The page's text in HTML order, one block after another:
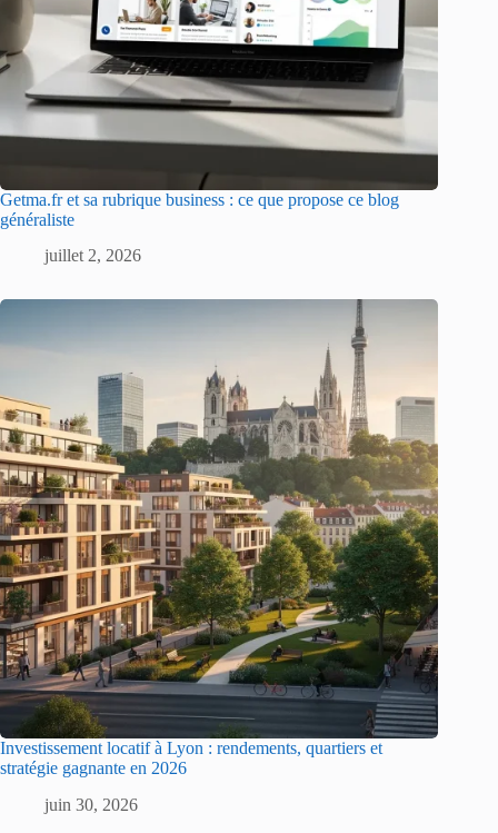
Getma.fr et sa rubrique business : ce que propose ce blog
généraliste
juillet 2, 2026
Investissement locatif à Lyon : rendements, quartiers et
stratégie gagnante en 2026
juin 30, 2026